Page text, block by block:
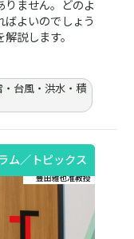
を機に改めて見
対策担当者の
ました。